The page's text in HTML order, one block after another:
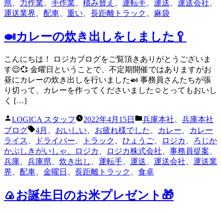
県 力作業 手作業 積み替え 運転手 運送 運送会社
運送業界
配車 重い 長距離トラック 麻袋
🍛カレーの炊き出しをしました🥄
こんにちは！ ロジカブログをご覧頂きありがとうございま
す😌💞 金曜日ということで、不定期開催ではありますがお
昼にカレーの炊き出しを行いました🍛 事務員さんたちが張
り切って、カレーを作ってくださいました☺️とってもおいし
く […]
投
稿
者:
LOGICA スタッフ 2022年4月15日
カ
テ
ゴ
リ
ー:
兵庫本社
兵庫本社
ブログ
タ
グ:
4月 おいしい お疲れ様でした カレー
カレー
ライス
ドライバー トラック ひょうご ロジカ
ろじか
かぶしきがいしゃ、ロジカ
ロジカ株式会社 事務員提案
兵庫
兵庫県 炊き出し 運転手 運送 運送会社
運送業
界
配車 金曜日 長距離トラック 食卓
🍙お誕生日のお米プレゼント🎁